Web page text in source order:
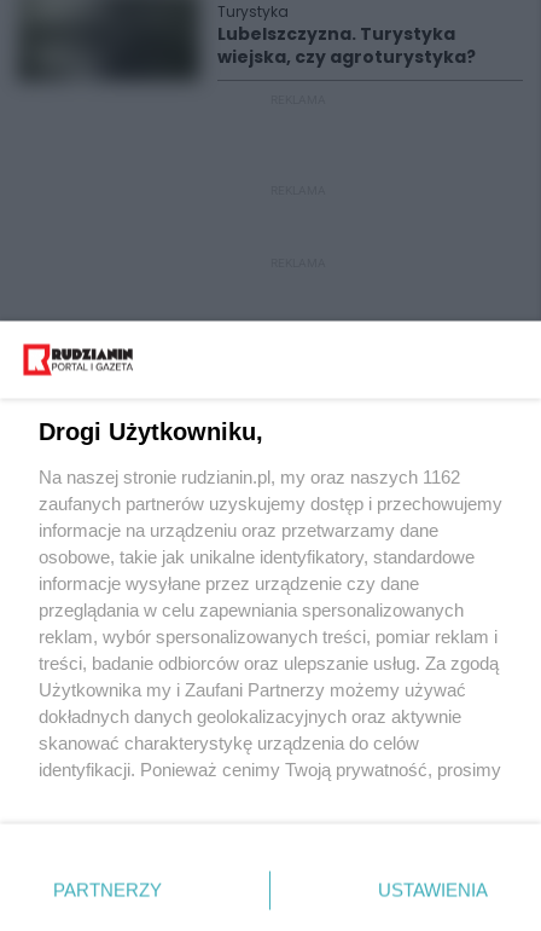
Turystyka
Lubelszczyzna. Turystyka
wiejska, czy agroturystyka?
Wydawca mediów lokalnych
Nie zapomnij
zapoznać się z:
polityką prywatności regulamin korzystania z portali
Twojemiasto
Piekary Śląskie
Chorzów
Tarnowskie Góry
Gliwice
Skontakuj sięz nami
Kontakt
Wydawca
Redakcja
Drogi Użytkowniku,
Na naszej stronie rudzianin.pl, my oraz naszych 1162
zaufanych partnerów uzyskujemy dostęp i przechowujemy
informacje na urządzeniu oraz przetwarzamy dane
osobowe, takie jak unikalne identyfikatory, standardowe
informacje wysyłane przez urządzenie czy dane
przeglądania w celu zapewniania spersonalizowanych
reklam, wybór spersonalizowanych treści, pomiar reklam i
treści, badanie odbiorców oraz ulepszanie usług. Za zgodą
Użytkownika my i Zaufani Partnerzy możemy używać
dokładnych danych geolokalizacyjnych oraz aktywnie
skanować charakterystykę urządzenia do celów
identyfikacji. Ponieważ cenimy Twoją prywatność, prosimy
prywatności znajdujący się w lewym dolnym rogu strony
. Niektóre rodzaje przetwarzania danych nie wymagają
PARTNERZY USTAWIENIA